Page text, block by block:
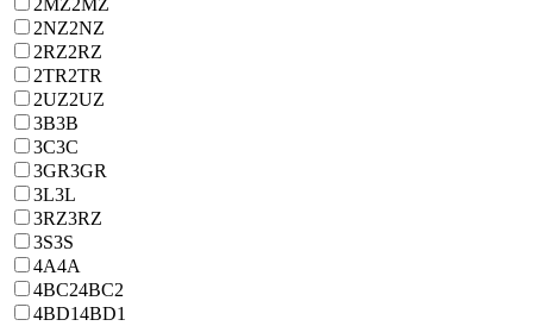
2NZ2NZ
2RZ2RZ
2TR2TR
2UZ2UZ
3B3B
3C3C
3GR3GR
3L3L
3RZ3RZ
3S3S
4A4A
4BC24BC2
4BD14BD1